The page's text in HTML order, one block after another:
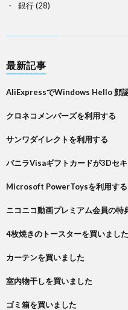
銀行(28)
最新記事
AliExpressでWindows Hello 顔
クロネコメンバーズを利用する
サンワダイレクトを利用する
バニラVisaギフトカードが3Dセ
Microsoft PowerToysを利用する
ニコニコ動画プレミアム会員の特
4枚焼きのトースターを買いました
カーテンを買いました
室内物干しを買いました
ゴミ箱を買いました